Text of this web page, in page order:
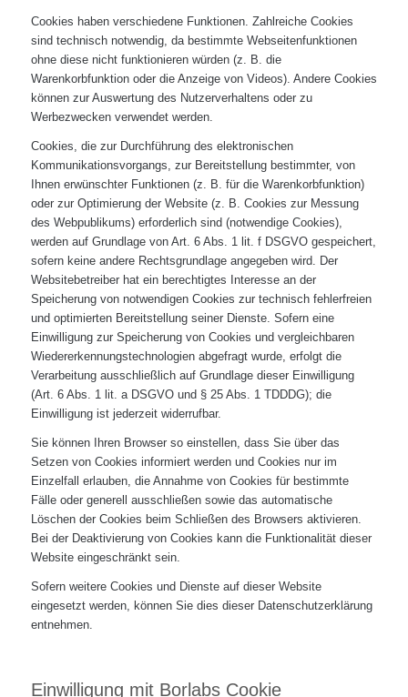
Cookies haben verschiedene Funktionen. Zahlreiche Cookies
sind technisch notwendig, da bestimmte Webseitenfunktionen
ohne diese nicht funktionieren würden (z. B. die
Warenkorbfunktion oder die Anzeige von Videos). Andere Cookies
können zur Auswertung des Nutzerverhaltens oder zu
Werbezwecken verwendet werden.
Cookies, die zur Durchführung des elektronischen
Kommunikationsvorgangs, zur Bereitstellung bestimmter, von
Ihnen erwünschter Funktionen (z. B. für die Warenkorbfunktion)
oder zur Optimierung der Website (z. B. Cookies zur Messung
des Webpublikums) erforderlich sind (notwendige Cookies),
werden auf Grundlage von Art. 6 Abs. 1 lit. f DSGVO gespeichert,
sofern keine andere Rechtsgrundlage angegeben wird. Der
Websitebetreiber hat ein berechtigtes Interesse an der
Speicherung von notwendigen Cookies zur technisch fehlerfreien
und optimierten Bereitstellung seiner Dienste. Sofern eine
Einwilligung zur Speicherung von Cookies und vergleichbaren
Wiedererkennungstechnologien abgefragt wurde, erfolgt die
Verarbeitung ausschließlich auf Grundlage dieser Einwilligung
(Art. 6 Abs. 1 lit. a DSGVO und § 25 Abs. 1 TDDDG); die
Einwilligung ist jederzeit widerrufbar.
Sie können Ihren Browser so einstellen, dass Sie über das
Setzen von Cookies informiert werden und Cookies nur im
Einzelfall erlauben, die Annahme von Cookies für bestimmte
Fälle oder generell ausschließen sowie das automatische
Löschen der Cookies beim Schließen des Browsers aktivieren.
Bei der Deaktivierung von Cookies kann die Funktionalität dieser
Website eingeschränkt sein.
Sofern weitere Cookies und Dienste auf dieser Website
eingesetzt werden, können Sie dies dieser Datenschutzerklärung
entnehmen.
Einwilligung mit Borlabs Cookie